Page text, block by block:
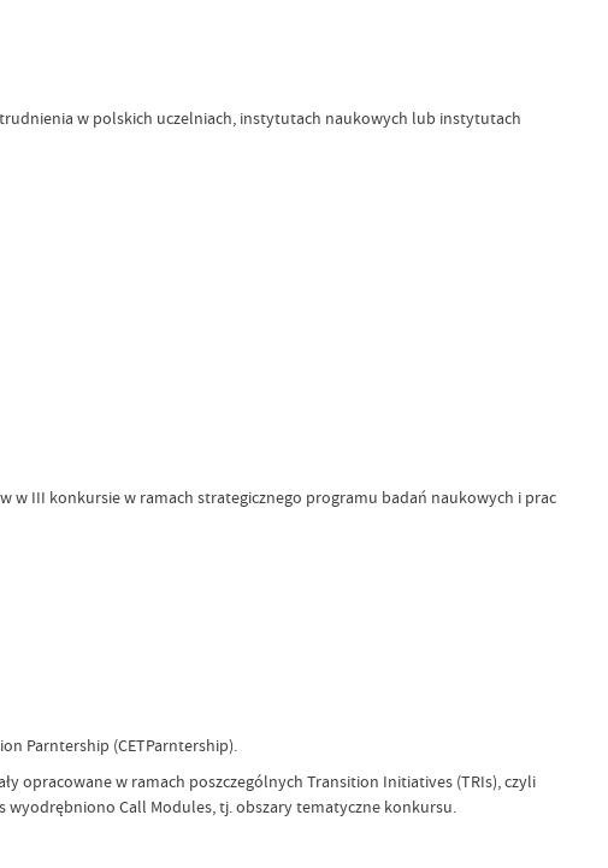
w polskich uczelniach, instytutach naukowych lub instytutach
w III konkursie w ramach strategicznego programu badań naukowych i prac
Parntership (CETParntership).
opracowane w ramach poszczególnych Transition Initiatives (TRIs), czyli
Call Modules, tj. obszary tematyczne konkursu.